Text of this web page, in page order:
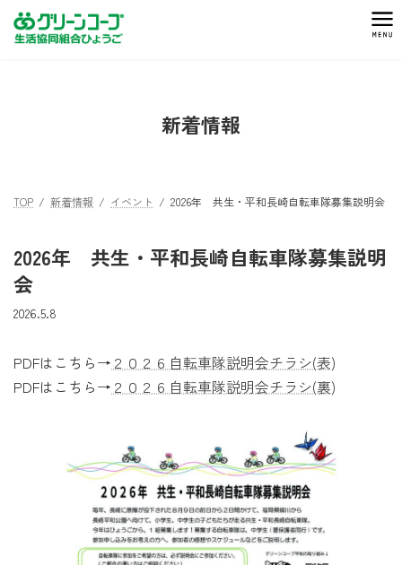
新着情報
TOP 新着情報 イベント 2026年 共生・平和長崎自転車隊募集説明会
2026年 共生・平和長崎自転車隊募集説明
会
2026.5.8
PDFはこちら→ ２０２６自転車隊説明会チラシ(表)
PDFはこちら→ ２０２６自転車隊説明会チラシ(裏)